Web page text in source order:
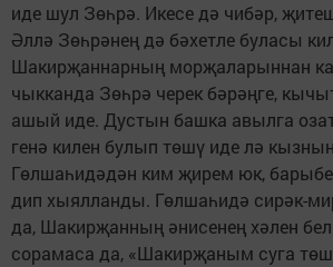
иде шул Зөһрә. Икесе дә чибәр,
Әллә Зөһрәнең дә бәхетле буласы
Шакирҗаннарның морҗаларыннан
чыкканда Зөһрә черек бәрәңге,
ашый иде. Дустын башка авылга
генә килен булып төшү иде лә
Гөлшаһидәдән ким җирем юк,
дип хыялланды. Гөлшаһидә сирәк-
да, Шакирҗанның әнисенең хәлен
сорамаса да, «Шакирҗаным суга